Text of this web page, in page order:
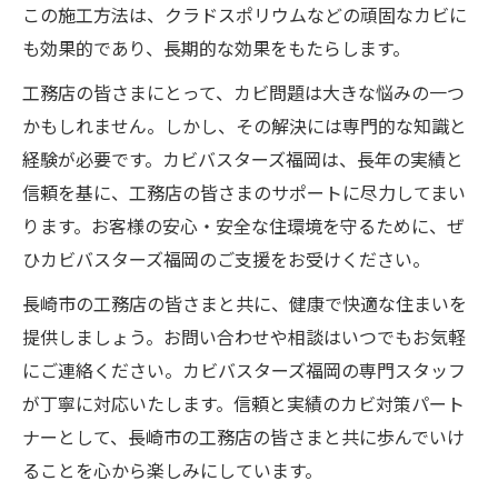
この施工方法は、クラドスポリウムなどの頑固なカビに
も効果的であり、長期的な効果をもたらします。
工務店の皆さまにとって、カビ問題は大きな悩みの一つ
かもしれません。しかし、その解決には専門的な知識と
経験が必要です。カビバスターズ福岡は、長年の実績と
信頼を基に、工務店の皆さまのサポートに尽力してまい
ります。お客様の安心・安全な住環境を守るために、ぜ
ひカビバスターズ福岡のご支援をお受けください。
長崎市の工務店の皆さまと共に、健康で快適な住まいを
提供しましょう。お問い合わせや相談はいつでもお気軽
にご連絡ください。カビバスターズ福岡の専門スタッフ
が丁寧に対応いたします。信頼と実績のカビ対策パート
ナーとして、長崎市の工務店の皆さまと共に歩んでいけ
ることを心から楽しみにしています。